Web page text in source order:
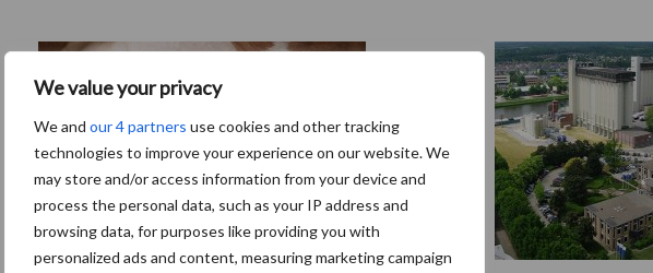
We value your privacy
We and our 4 partners use cookies and other tracking
technologies to improve your experience on our website. We
may store and/or access information from your device and
process the personal data, such as your IP address and
browsing data, for purposes like providing you with
personalized ads and content, measuring marketing campaign